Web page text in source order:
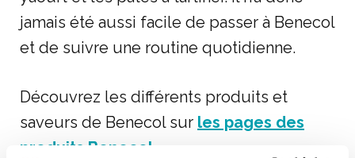
jamais été aussi facile de passer à Benecol
et de suivre une routine quotidienne.
Découvrez les différents produits et
saveurs de Benecol sur les pages des
produits Benecol